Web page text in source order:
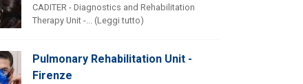
CADITER - Diagnostics and Rehabilitation
Therapy Unit -... (Leggi tutto)
Pulmonary Rehabilitation Unit -
Firenze